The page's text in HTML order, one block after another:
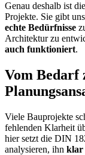
Genau deshalb ist die
Projekte. Sie gibt
echte Bedürfnisse
Architektur zu
auch funktioniert.
Vom Bedarf
Viele Bauprojekte
fehlenden Klarheit
hier setzt die DIN
analysieren, ihn klar